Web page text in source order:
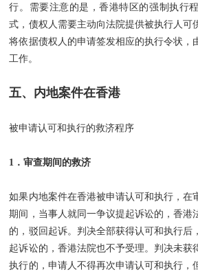
行。需要注意的是，香港特区的强制执行
式，债权人需要主动向法院提供被执行人可
将依据债权人的申请签发相应的执行令状，
工作。
五、内地案件在香港
被申请认可和执行的救济程序
1．审查期间的救济
如果内地案件在香港被申请认可和执行，在
期间，当事人就同一争议提起诉讼的，香港
的，驳回起诉。判决全部获得认可和执行后
起诉讼的，香港法院也不予受理。判决未获
执行的，申请人不得再次申请认可和执行，